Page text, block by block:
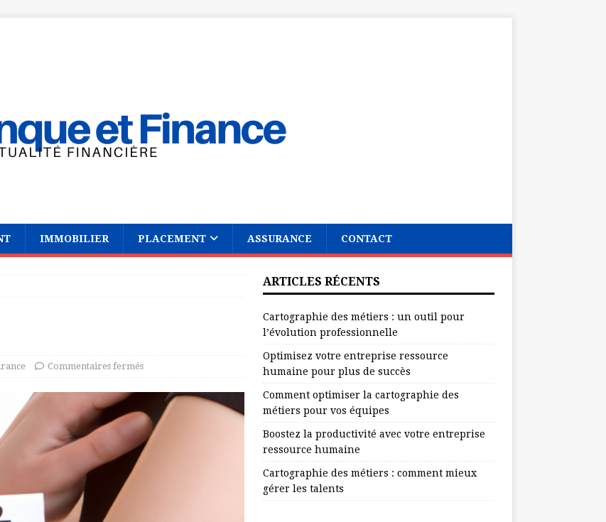
IMMOBILIER PLACEMENT ASSURANCE CONTACT
Commentaires fermés
ARTICLES RÉCENTS
Cartographie des métiers : un outil pour
l’évolution professionnelle
Optimisez votre entreprise ressource
humaine pour plus de succès
Comment optimiser la cartographie des
métiers pour vos équipes
Boostez la productivité avec votre entreprise
ressource humaine
Cartographie des métiers : comment mieux
gérer les talents